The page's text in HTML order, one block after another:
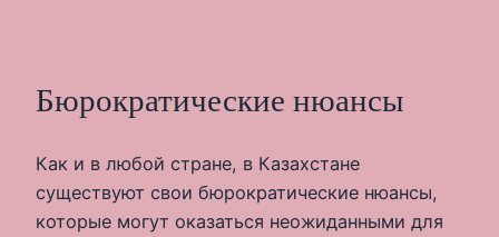
Бюрократические нюансы
Как и в любой стране, в Казахстане
существуют свои бюрократические нюансы,
которые могут оказаться неожиданными для